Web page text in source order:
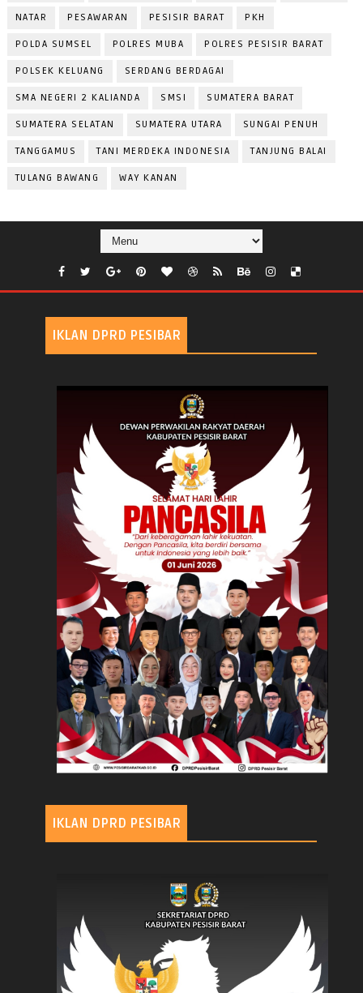
NATAR PESAWARAN PESISIR BARAT PKH
POLDA SUMSEL POLRES MUBA POLRES PESISIR BARAT
POLSEK KELUANG SERDANG BERDAGAI
SMA NEGERI 2 KALIANDA SMSI SUMATERA BARAT
SUMATERA SELATAN SUMATERA UTARA SUNGAI PENUH
TANGGAMUS TANI MERDEKA INDONESIA TANJUNG BALAI
TULANG BAWANG WAY KANAN
IKLAN DPRD PESIBAR
IKLAN DPRD PESIBAR